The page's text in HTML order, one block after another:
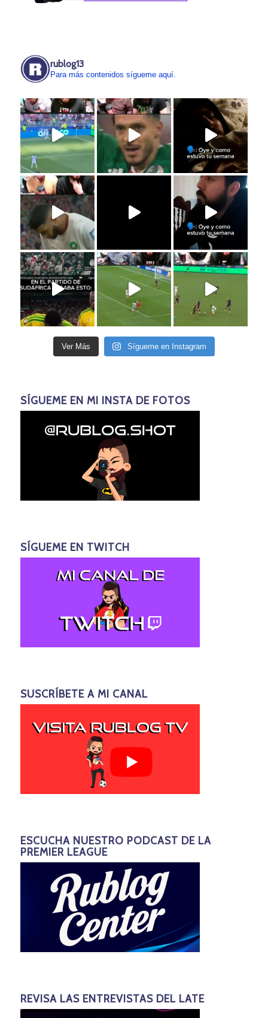
rublog13
Para más contenidos sígueme aquí.
Ver Más Sígueme en Instagram
SÍGUEME EN MI INSTA DE FOTOS
SÍGUEME EN TWITCH
SUSCRÍBETE A MI CANAL
ESCUCHA NUESTRO PODCAST DE LA
PREMIER LEAGUE
REVISA LAS ENTREVISTAS DEL LATE